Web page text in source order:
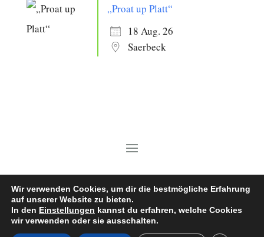
„Proat up Platt“
18 Aug. 26
Saerbeck
Copyright © 2026 Heimatverein Saerbeck
e.V.
Wir verwenden Cookies, um dir die bestmögliche Erfahrung
auf unserer Website zu bieten.
In den Einstellungen kannst du erfahren, welche Cookies
wir verwenden oder sie ausschalten.